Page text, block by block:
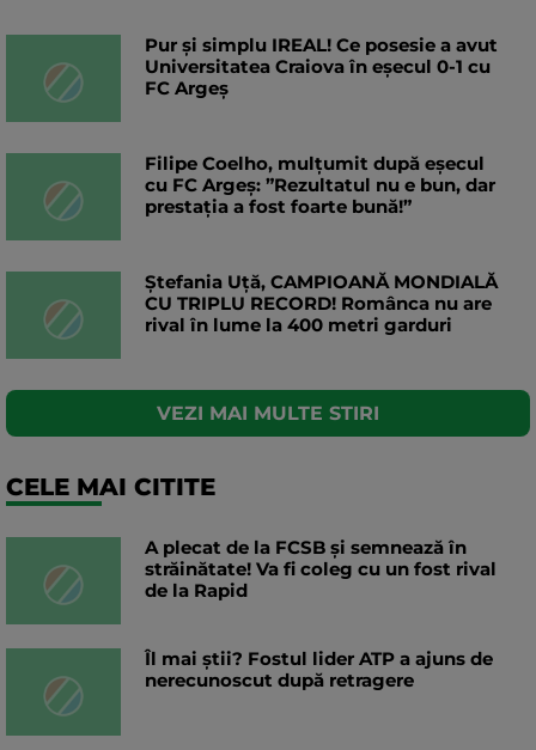
Pur și simplu IREAL! Ce posesie a avut
Universitatea Craiova în eșecul 0-1 cu
FC Argeș
Filipe Coelho, mulțumit după eșecul
cu FC Argeș: ”Rezultatul nu e bun, dar
prestația a fost foarte bună!”
Ștefania Uță, CAMPIOANĂ MONDIALĂ
CU TRIPLU RECORD! Românca nu are
rival în lume la 400 metri garduri
VEZI MAI MULTE STIRI
CELE MAI CITITE
A plecat de la FCSB și semnează în
străinătate! Va fi coleg cu un fost rival
de la Rapid
Îl mai știi? Fostul lider ATP a ajuns de
nerecunoscut după retragere